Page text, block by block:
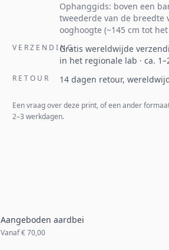
Ophanggids: boven een
tweederde van de breedte
ooghoogte (~145 cm tot
VERZENDINGGratis wereldwijde
in het regionale lab · ca.
RETOUR 14 dagen retour,
Een vraag over deze print, of een ander
2–3 werkdagen.
Aangeboden aardbei
Vanaf€ 70,00